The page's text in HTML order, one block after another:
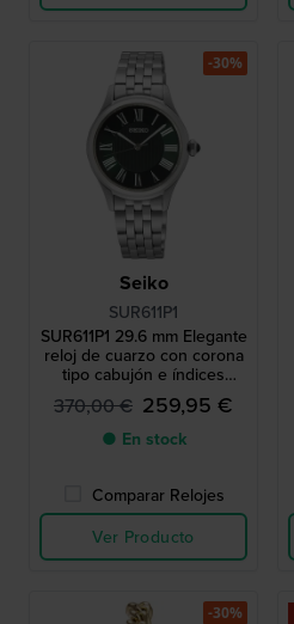
Seiko
SUR611P1
SUR611P1 29.6 mm Elegante
reloj de cuarzo con corona
tipo cabujón e índices
romanos
370,00 € 259,95 €
● En stock
Comparar Relojes
Ver Producto
-30%
-30%